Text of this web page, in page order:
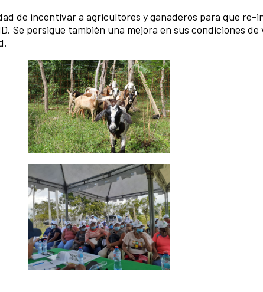
de incentivar a agricultores y ganaderos para que re-
Se persigue también una mejora en sus condiciones